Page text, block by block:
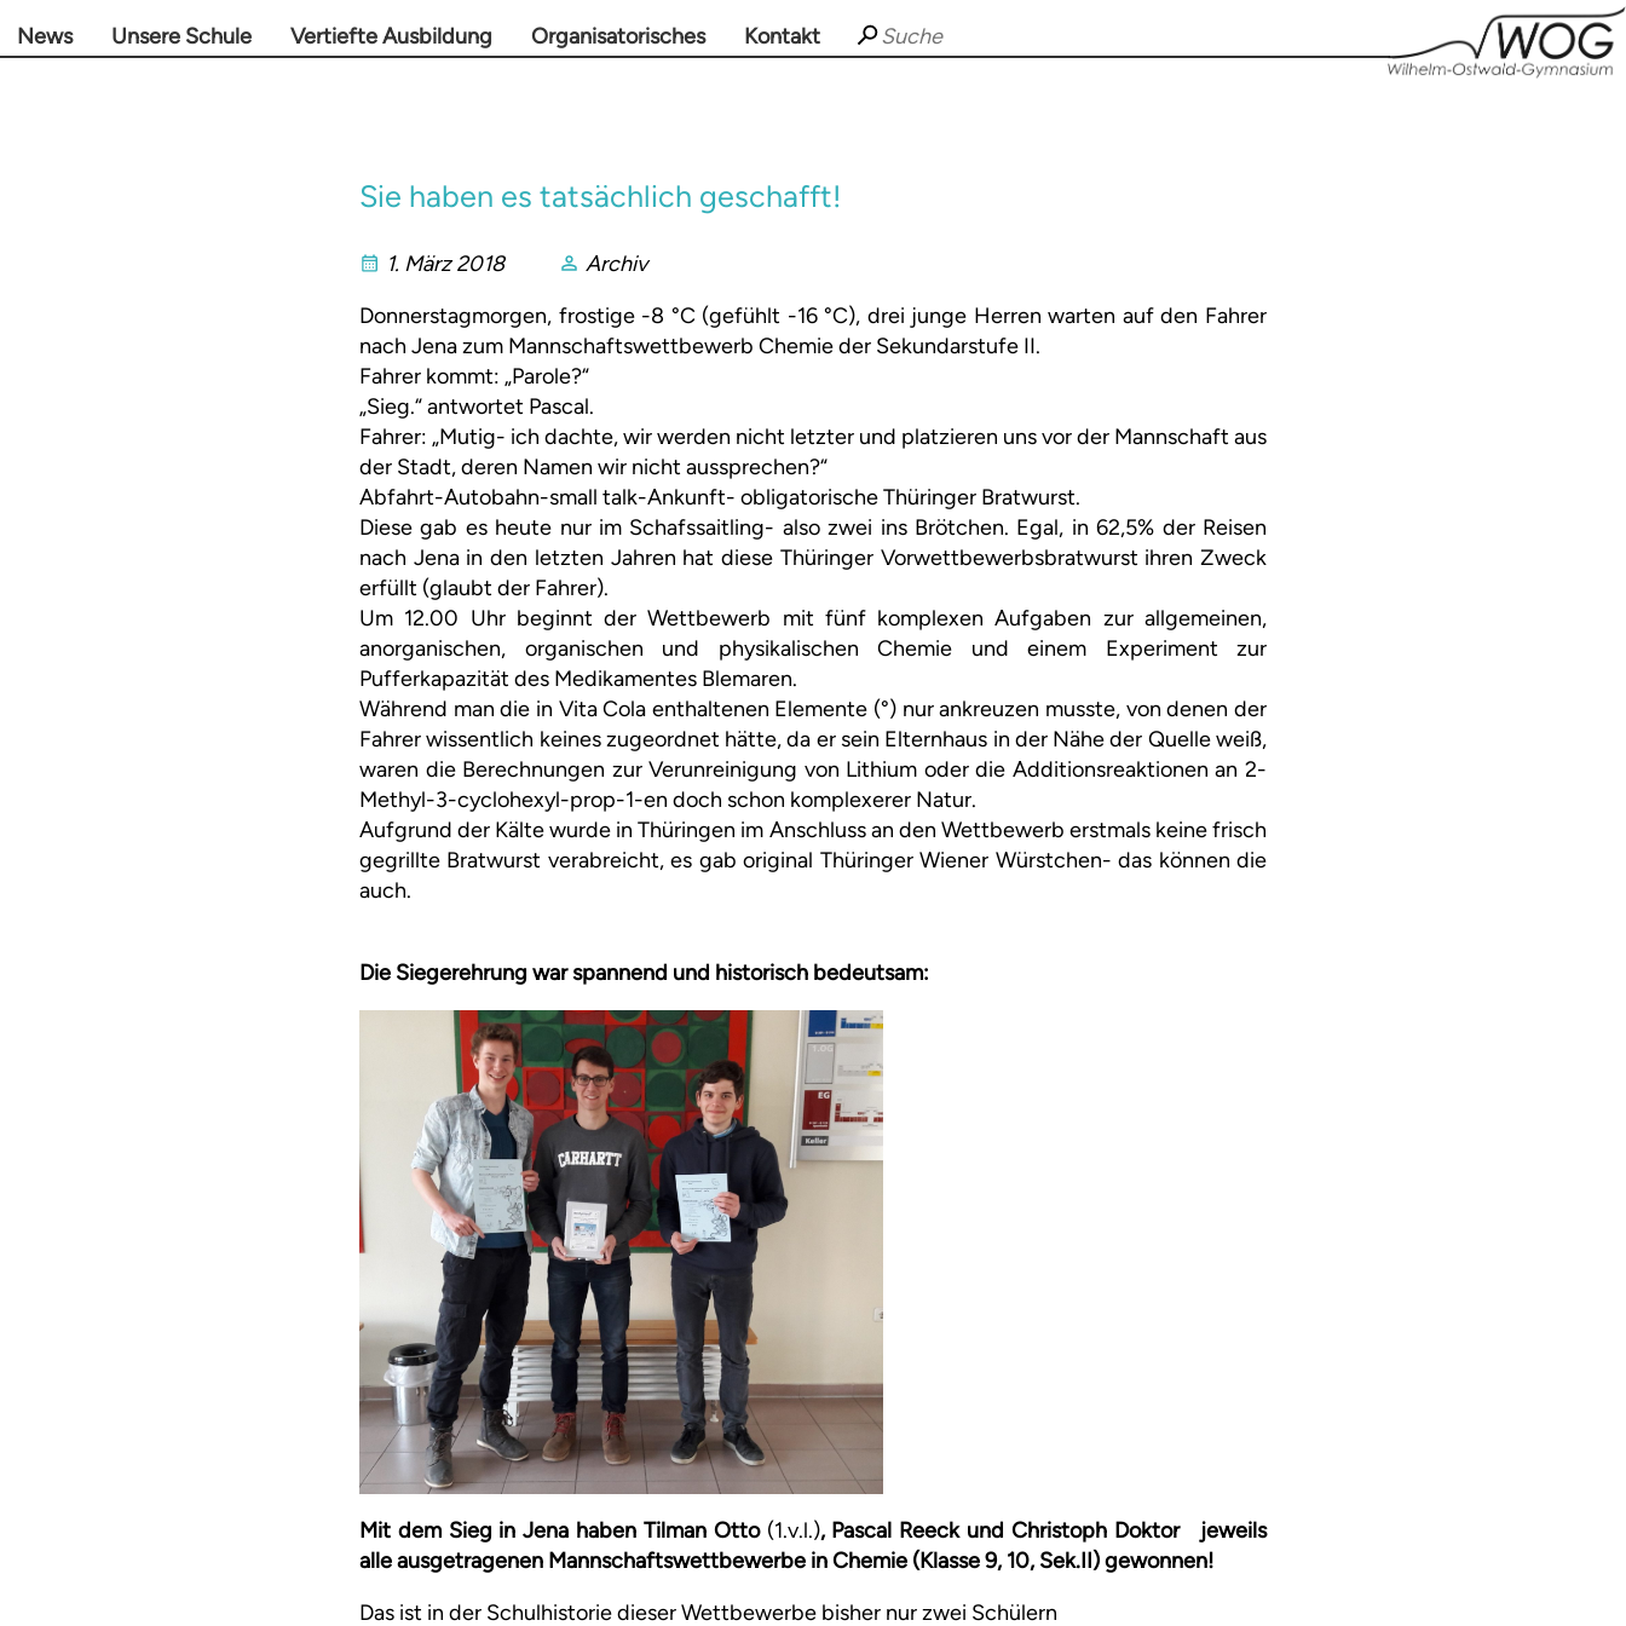
News Unsere Schule Vertiefte Ausbildung Organisatorisches Kontakt
Sie haben es tatsächlich geschafft!
1. März 2018
Archiv
Donnerstagmorgen, frostige -8 °C (gefühlt -16 °C), drei junge Herren warten auf den Fahrer
nach Jena zum Mannschaftswettbewerb Chemie der Sekundarstufe II.
Fahrer kommt: „Parole?“
„Sieg.“ antwortet Pascal.
Fahrer: „Mutig- ich dachte, wir werden nicht letzter und platzieren uns vor der Mannschaft aus
der Stadt, deren Namen wir nicht aussprechen?“
Abfahrt-Autobahn-small talk-Ankunft- obligatorische Thüringer Bratwurst.
Diese gab es heute nur im Schafssaitling- also zwei ins Brötchen. Egal, in 62,5% der Reisen
nach Jena in den letzten Jahren hat diese Thüringer Vorwettbewerbsbratwurst ihren Zweck
erfüllt (glaubt der Fahrer).
Um 12.00 Uhr beginnt der Wettbewerb mit fünf komplexen Aufgaben zur allgemeinen,
anorganischen, organischen und physikalischen Chemie und einem Experiment zur
Pufferkapazität des Medikamentes Blemaren.
Während man die in Vita Cola enthaltenen Elemente (°) nur ankreuzen musste, von denen der
Fahrer wissentlich keines zugeordnet hätte, da er sein Elternhaus in der Nähe der Quelle weiß,
waren die Berechnungen zur Verunreinigung von Lithium oder die Additionsreaktionen an 2-
Methyl-3-cyclohexyl-prop-1-en doch schon komplexerer Natur.
Aufgrund der Kälte wurde in Thüringen im Anschluss an den Wettbewerb erstmals keine frisch
gegrillte Bratwurst verabreicht, es gab original Thüringer Wiener Würstchen- das können die
auch.
Die Siegerehrung war spannend und historisch bedeutsam:
Mit dem Sieg in Jena haben Tilman Otto (1.v.l.), Pascal Reeck und Christoph Doktor jeweils
alle ausgetragenen Mannschaftswettbewerbe in Chemie (Klasse 9, 10, Sek.II) gewonnen!
Das ist in der Schulhistorie dieser Wettbewerbe bisher nur zwei Schülern